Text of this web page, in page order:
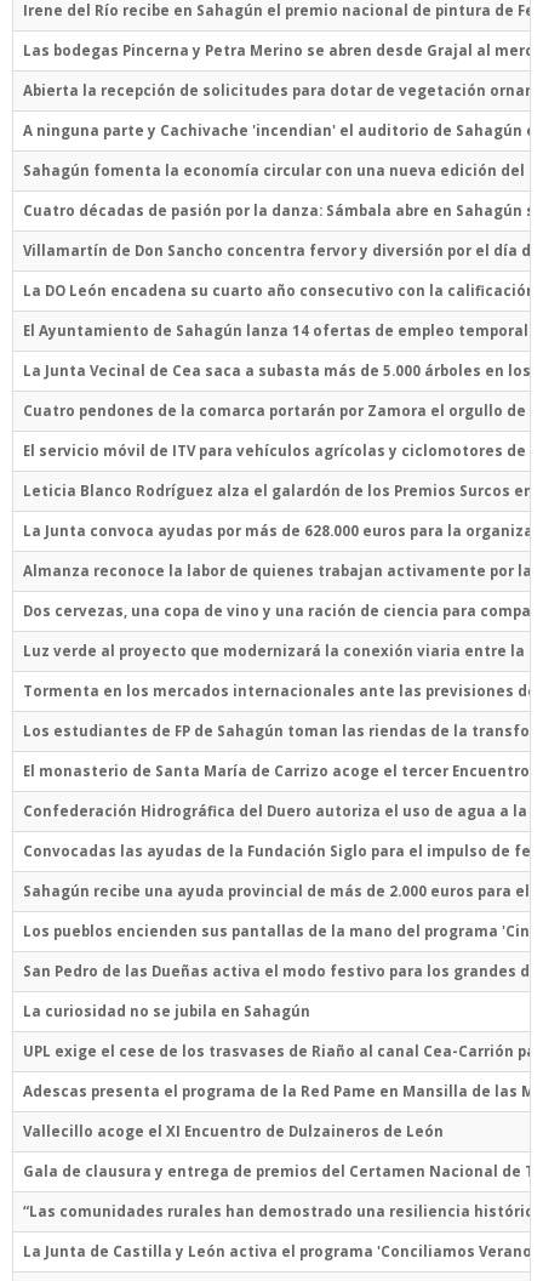
Irene del Río recibe en Sahagún el premio nacional de pintura de
Las bodegas Pincerna y Petra Merino se abren desde Grajal al
Abierta la recepción de solicitudes para dotar de vegetación
A ninguna parte y Cachivache 'incendian' el auditorio de Sahagún
Sahagún fomenta la economía circular con una nueva edición del
Cuatro décadas de pasión por la danza: Sámbala abre en
Villamartín de Don Sancho concentra fervor y diversión por el día de
La DO León encadena su cuarto año consecutivo con la
El Ayuntamiento de Sahagún lanza 14 ofertas de empleo
La Junta Vecinal de Cea saca a subasta más de 5.000 árboles en los
Cuatro pendones de la comarca portarán por Zamora el orgullo de
El servicio móvil de ITV para vehículos agrícolas y ciclomotores de
Leticia Blanco Rodríguez alza el galardón de los Premios Surcos
La Junta convoca ayudas por más de 628.000 euros para la
Almanza reconoce la labor de quienes trabajan activamente por la
Dos cervezas, una copa de vino y una ración de ciencia para
Luz verde al proyecto que modernizará la conexión viaria entre la
Tormenta en los mercados internacionales ante las previsiones de
Los estudiantes de FP de Sahagún toman las riendas de la
El monasterio de Santa María de Carrizo acoge el tercer Encuentro
Confederación Hidrográfica del Duero autoriza el uso de agua a la
Convocadas las ayudas de la Fundación Siglo para el impulso de
Sahagún recibe una ayuda provincial de más de 2.000 euros para
Los pueblos encienden sus pantallas de la mano del programa 'Cine
San Pedro de las Dueñas activa el modo festivo para los grandes
La curiosidad no se jubila en Sahagún
UPL exige el cese de los trasvases de Riaño al canal Cea-Carrión
Adescas presenta el programa de la Red Pame en Mansilla de las
Vallecillo acoge el XI Encuentro de Dulzaineros de León
Gala de clausura y entrega de premios del Certamen Nacional de
“Las comunidades rurales han demostrado una resiliencia
La Junta de Castilla y León activa el programa 'Conciliamos Verano